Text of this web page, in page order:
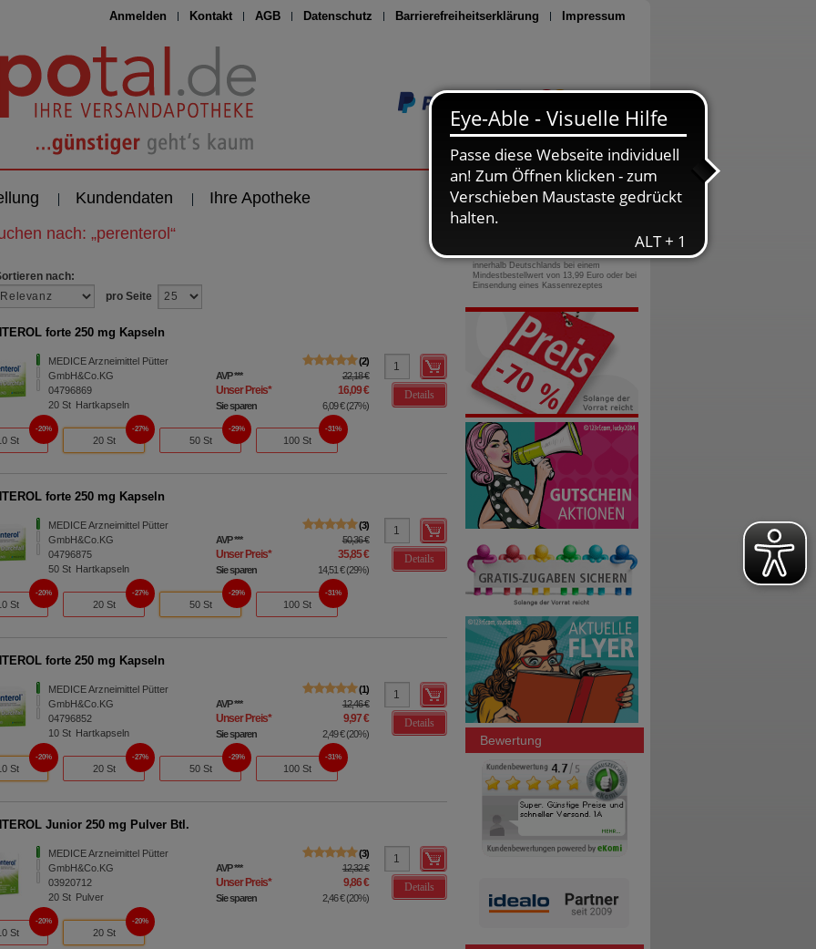
Anmelden Kontakt AGB Datenschutz Barrierefreiheitserklärung Impressum
Seite drucken
Kundendaten Ihre Apotheke
nach: „perenterol“
nach:
pro Seite
forte 250 mg Kapseln
MEDICE Arzneimittel Pütter
GmbH&Co.KG
04796869
20St Hartkapseln
2
AVP*** 22,18 €
Unser Preis* 16,09 €
Sie sparen 6,09 €(27%)
Details
St
20%
20 St
27%
50 St
29%
100 St
31%
forte 250 mg Kapseln
MEDICE Arzneimittel Pütter
GmbH&Co.KG
04796875
50St Hartkapseln
3
AVP*** 50,36 €
Unser Preis* 35,85 €
Sie sparen 14,51 €(29%)
Details
St
20%
20 St
27%
50 St
29%
100 St
31%
forte 250 mg Kapseln
MEDICE Arzneimittel Pütter
GmbH&Co.KG
04796852
10St Hartkapseln
1
AVP*** 12,46 €
Unser Preis* 9,97 €
Sie sparen 2,49 €(20%)
Details
St
20%
20 St
27%
50 St
29%
100 St
31%
Junior 250 mg Pulver Btl.
MEDICE Arzneimittel Pütter
GmbH&Co.KG
03920712
20St Pulver
3
AVP*** 12,32 €
Unser Preis* 9,86 €
Sie sparen 2,46 €(20%)
Details
St
20%
20 St
20%
0800-10 11 422
gebührenfreie Rufnummer
innerhalb Deutschlands bei einem
Mindestbestellwert von 13,99 Euro oder bei
Einsendung eines Kassenrezeptes
Bewertung